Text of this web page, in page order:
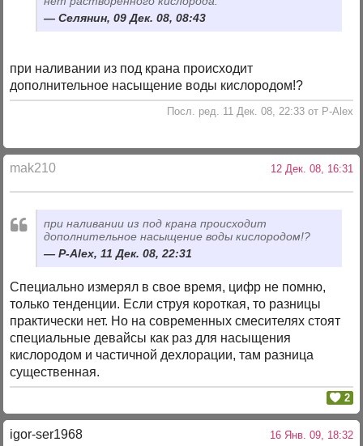
Селянин, 09 Дек. 08, 08:43
при наливании из под крана происходит
дополнительное насыщение воды кислородом!?
Посл. ред. 11 Дек. 08, 22:33 от P-Alex
mak210 12 Дек. 08, 16:31
при наливании из под крана происходит
дополнительное насыщение воды кислородом!?
P-Alex, 11 Дек. 08, 22:31
Специально измерял в свое время, цифр не помню,
только тенденции. Если струя короткая, то разницы
практически нет. Но на современных смесителях стоят
специальные девайсы как раз для насыщения
кислородом и частичной дехлорации, там разница
существенная.
2
igor-ser1968 16 Янв. 09, 18:32